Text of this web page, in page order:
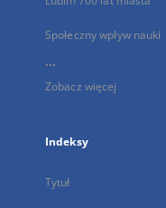
Społeczny wpływ nauki
...
Zobacz więcej
Indeksy
Tytuł